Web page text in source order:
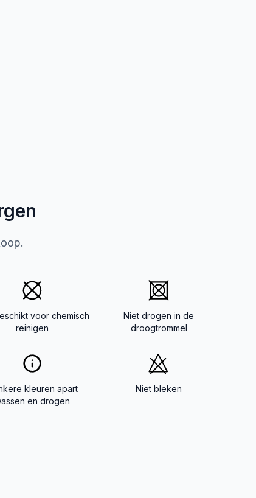
voor chemisch
reinigen
Niet drogen in de
droogtrommel
kleuren apart
en drogen
Niet bleken